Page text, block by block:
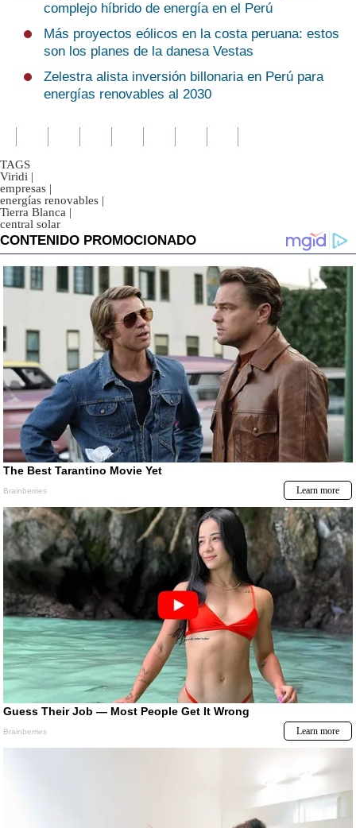
complejo híbrido de energía en el Perú
Más proyectos eólicos en la costa peruana: estos
son los planes de la danesa Vestas
Zelestra alista inversión billonaria en Perú para
energías renovables al 2030
TAGS
Viridi |
empresas |
energías renovables |
Tierra Blanca |
central solar